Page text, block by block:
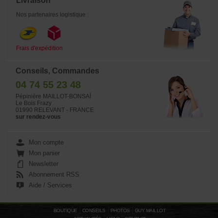
Nos partenaires logistique :
Frais d'expédition
Conseils, Commandes
04 74 55 23 48
Pépinière MAILLOT-BONSAÏ
Le Bois Frazy
01990 RELEVANT - FRANCE
sur rendez-vous
Mon compte
Mon panier
Newsletter
Abonnement RSS
Aide / Services
BOUTIQUE CONSEILS PHOTOS
GUY MAILLOT